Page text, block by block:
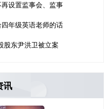
设置监事会、监事
年级英语老师的话
股东尹洪卫被立案
讯